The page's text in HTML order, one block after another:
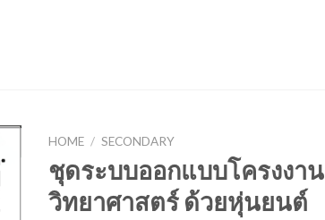
HOME / SECONDARY
ชุดระบบออกแบบโครงงาน
วิทยาศาสตร์ ด้วยหุ่นยนต์